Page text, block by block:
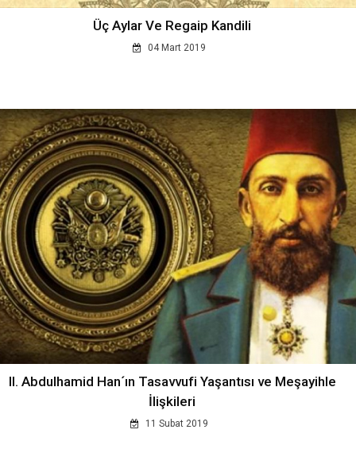
Üç Aylar Ve Regaip Kandili
04 Mart 2019
II. Abdulhamid Han´ın Tasavvufi Yaşantısı ve Meşayihle
İlişkileri
11 Subat 2019